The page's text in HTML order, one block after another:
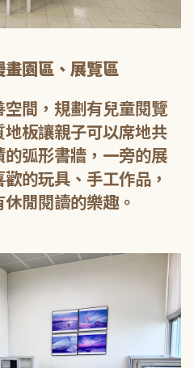
畫園區、展覽區
間，規劃有兒童閱覽
板讓親子可以席地共
弧形書牆，一旁的展
的玩具、手工作品，
閒閱讀的樂趣。